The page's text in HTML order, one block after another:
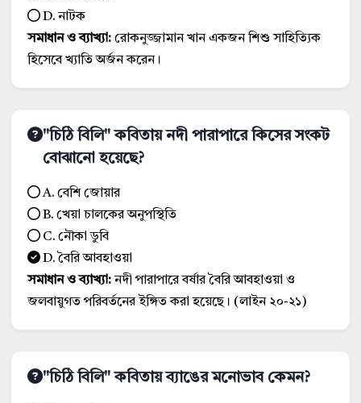
D. নাটক
সমাধান ও ব্যাখ্যা: রোকনুজ্জামান খান একজন শিশু সাহিত্যিক
হিসেবে খ্যাতি অর্জন করেন।
"চিঠি বিলি" কবিতায় নদী পারাপারে কিসের সংকট
বোঝানো হয়েছে?
A. বেশি জোয়ার
B. খেয়া চালকের অনুপস্থিতি
C. নৌকা ডুবি
D. বৈরি আবহাওয়া
সমাধান ও ব্যাখ্যা:নদী পারাপারে বর্ষার বৈরি আবহাওয়া ও
জলবায়ুগত পরিবর্তনের ইঙ্গিত করা হয়েছে। (লাইন ২০-২১)
"চিঠি বিলি" কবিতায় ব্যাঙের মনোভাব কেমন?